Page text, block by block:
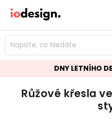
DNY LETNÍHO
Růžové křesla